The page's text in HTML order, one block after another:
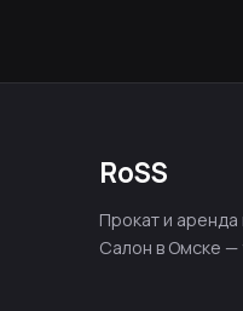
RoSS
Прокат и
Салон в Омске —